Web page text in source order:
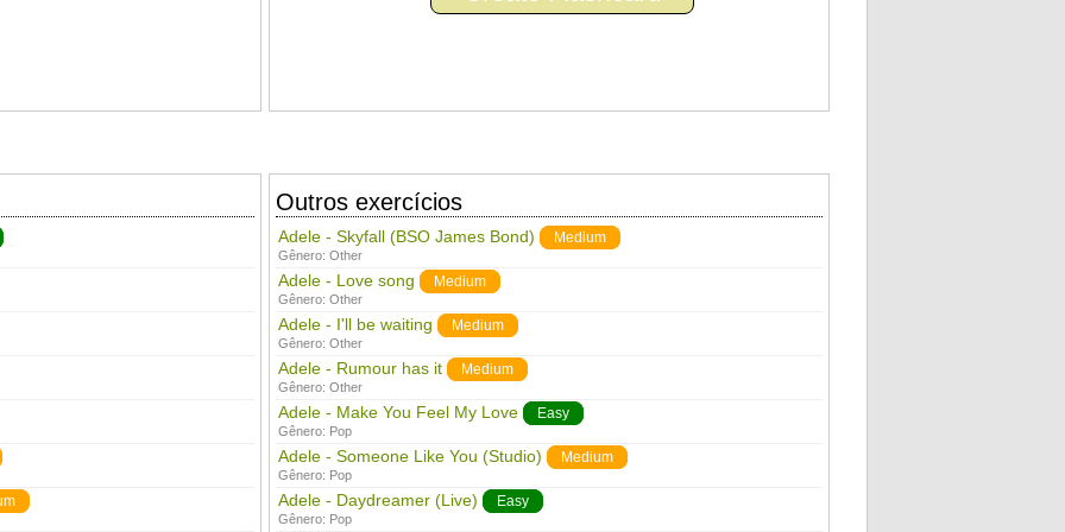
Outros exercícios
Adele - Skyfall (BSO James Bond) Medium
Gênero: Other
Adele - Love song Medium
Gênero: Other
Adele - I'll be waiting Medium
Gênero: Other
Adele - Rumour has it Medium
Gênero: Other
Adele - Make You Feel My Love Easy
Gênero: Pop
Adele - Someone Like You (Studio) Medium
Gênero: Pop
Adele - Daydreamer (Live) Easy
Gênero: Pop